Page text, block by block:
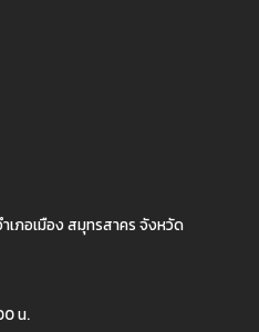
เภอเมือง สมุทรสาคร จังหวัด
น.